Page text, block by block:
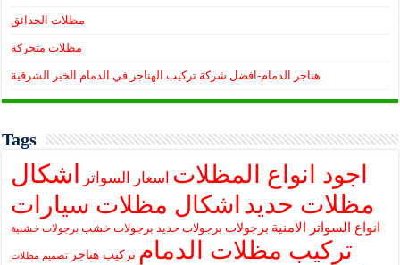
مظلات الحدائق
مظلات متحركة
هناجر الدمام-افضل شركة تركيب الهناجر في الدمام الخبر الشرقية
Tags
اجود انواع المظلات اسعار السواتر
اشكال
مظلات حديد اشكال مظلات سيارات
انواع السواتر الامنية برجولات برجولات حديد برجولات خشب برجولات خشبية
تركيب مظلات الدمام تركيب هناجر تصميم مظلات